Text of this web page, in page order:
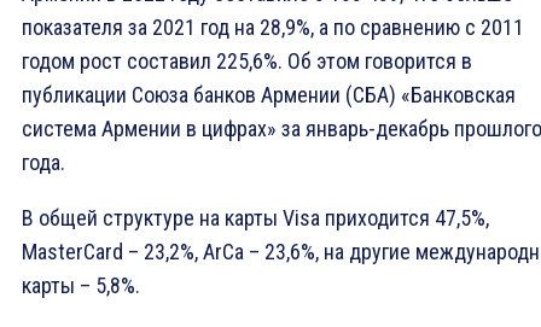
показателя за 2021 год на 28,9%, а по сравнению с 2011
годом рост составил 225,6%. Об этом говорится в
публикации Союза банков Армении (СБА) «Банковская
система Армении в цифрах» за январь-декабрь прошлого
года.
В общей структуре на карты Visa приходится 47,5%,
MasterCard – 23,2%, ArCa – 23,6%, на другие
карты – 5,8%.